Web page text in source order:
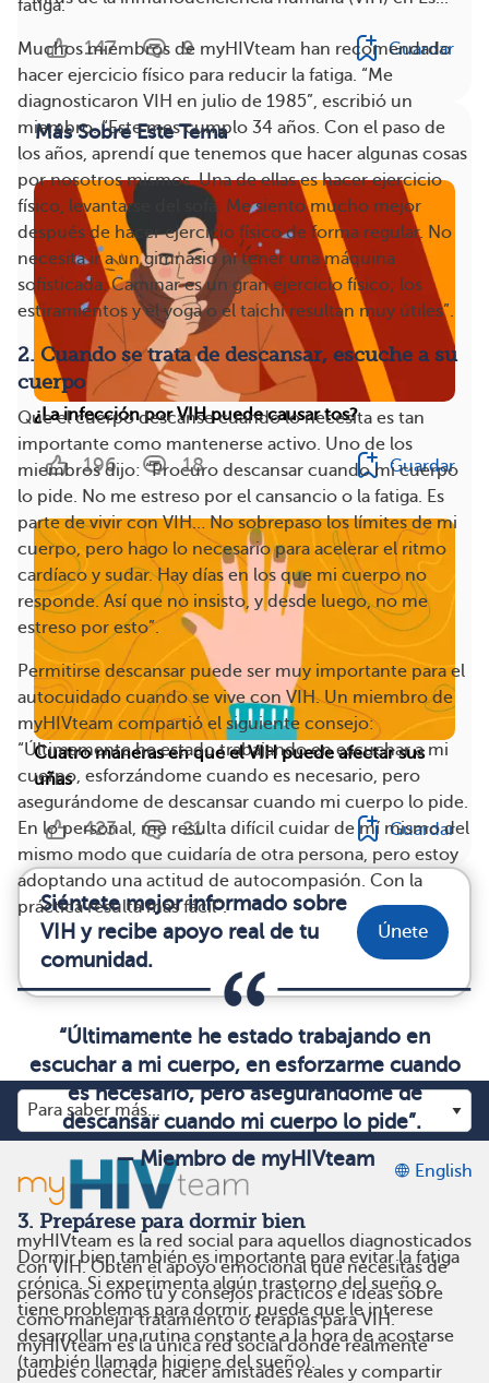
fatiga.
Muchos miembros de myHIVteam han recomendado
hacer ejercicio físico para reducir la fatiga. “Me
diagnosticaron VIH en julio de 1985”, escribió un
miembro. “Este mes cumplo 34 años. Con el paso de
los años, aprendí que tenemos que hacer algunas cosas
por nosotros mismos. Una de ellas es hacer ejercicio
físico, levantarse del sofá. Me siento mucho mejor
después de hacer ejercicio físico de forma regular. No
necesita ir a un gimnasio ni tener una máquina
sofisticada. Caminar es un gran ejercicio físico; los
estiramientos y el yoga o el taichí resultan muy útiles”.
2. Cuando se trata de descansar, escuche a su
cuerpo
Que el cuerpo descanse cuando lo necesita es tan
importante como mantenerse activo. Uno de los
miembros dijo: “Procuro descansar cuando mi cuerpo
lo pide. No me estreso por el cansancio o la fatiga. Es
parte de vivir con VIH… No sobrepaso los límites de mi
cuerpo, pero hago lo necesario para acelerar el ritmo
cardíaco y sudar. Hay días en los que mi cuerpo no
responde. Así que no insisto, y desde luego, no me
estreso por esto”.
Permitirse descansar puede ser muy importante para el
autocuidado cuando se vive con VIH. Un miembro de
myHIVteam compartió el siguiente consejo:
“Últimamente he estado trabajando en escuchar a mi
cuerpo, esforzándome cuando es necesario, pero
asegurándome de descansar cuando mi cuerpo lo pide.
En lo personal, me resulta difícil cuidar de mí mismo del
mismo modo que cuidaría de otra persona, pero estoy
adoptando una actitud de autocompasión. Con la
práctica resulta más fácil”.
“Últimamente he estado trabajando en
escuchar a mi cuerpo, en esforzarme cuando
es necesario, pero asegurándome de
descansar cuando mi cuerpo lo pide”.
— Miembro de myHIVteam
3. Prepárese para dormir bien
Dormir bien también es importante para evitar la fatiga
crónica. Si experimenta algún trastorno del sueño o
tiene problemas para dormir, puede que le interese
desarrollar una rutina constante a la hora de acostarse
(también llamada higiene del sueño).
147 9 Guardar
Más Sobre Este Tema
¿La infección por VIH puede causar tos?
196 18 Guardar
Cuatro maneras en que el VIH puede afectar sus
uñas
423 21 Guardar
Siéntete mejor informado sobre
VIH y recibe apoyo real de tu
comunidad.
Únete
English
myHIVteam es la red social para aquellos diagnosticados
con VIH. Obtén el apoyo emocional que necesitas de
personas como tú y consejos prácticos e ideas sobre
cómo manejar tratamiento o terapias para VIH.
myHIVteam es la única red social donde realmente
puedes conectar, hacer amistades reales y compartir